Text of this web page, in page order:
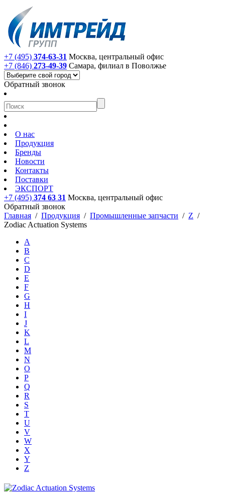
+7 (495) 374-63-31 Москва, центральный офис
+7 (846) 273-49-39 Самара, филиал в Поволжье
Обратный звонок
О нас
Продукция
Бренды
Новости
Контакты
Поставки
ЭКСПОРТ
+7 (495) 374 63 31 Москва, центральный офис
Обратный звонок
Главная / Продукция / Промышленные запчасти / Z /
Zodiac Actuation Systems
A
B
C
D
E
F
G
H
I
J
K
L
M
N
O
P
Q
R
S
T
U
V
W
X
Y
Z